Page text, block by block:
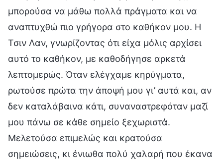
μπορούσα να μάθω πολλά πράγματα και να
αναπτυχθώ πιο γρήγορα στο καθήκον μου. Η
Τσιν Λαν, γνωρίζοντας ότι είχα μόλις αρχίσει
αυτό το καθήκον, με καθοδήγησε αρκετά
λεπτομερώς. Όταν ελέγχαμε κηρύγματα,
ρωτούσε πρώτα την άποψή μου γι’ αυτά και, αν
δεν καταλάβαινα κάτι, συναναστρεφόταν μαζί
μου πάνω σε κάθε σημείο ξεχωριστά.
Μελετούσα επιμελώς και κρατούσα
σημειώσεις, κι ένιωθα πολύ χαλαρή που έκανα